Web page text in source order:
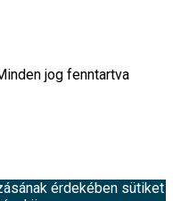
jog fenntartva
érdekében sütiket